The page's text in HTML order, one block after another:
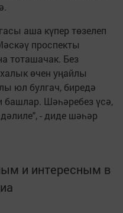
аша күпер төзелеп
проспекты
тоташачак. Без
өчен уңайлы
юл булгач, биредә
башлар. Шәһәребез үсә,
- диде шәһәр
и интересным в